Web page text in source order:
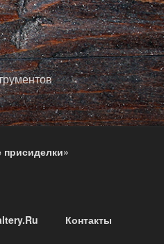
Контакты